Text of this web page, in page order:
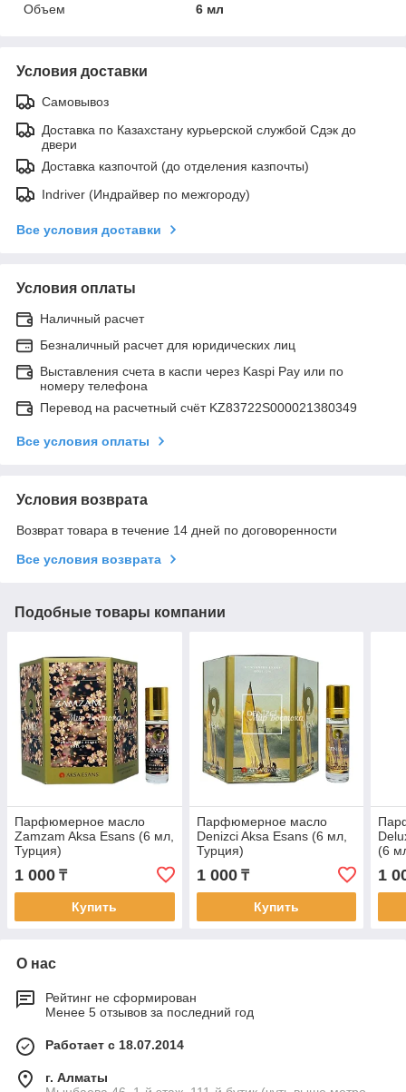
Объем
6 мл
Условия доставки
Самовывоз
Доставка по Казахстану курьерской службой Сдэк до
двери
Доставка казпочтой (до отделения казпочты)
Indriver (Индрайвер по межгороду)
Все условия доставки
Условия оплаты
Наличный расчет
Безналичный расчет для юридических лиц
Выставления счета в каспи через Kaspi Pay или по
номеру телефона
Перевод на расчетный счёт KZ83722S000021380349
Все условия оплаты
Условия возврата
Возврат товара в течение 14 дней по договоренности
Все условия возврата
Подобные товары компании
Парфюмерное масло
Zamzam Aksa Esans (6 мл,
Турция)
1 000 ₸
Купить
Парфюмерное масло
Denizci Aksa Esans (6 мл,
Турция)
1 000₸
Купить
(6
1
О нас
Рейтинг не сформирован
Менее 5 отзывов за последний год
Работает с 18.07.2014
г. Алматы